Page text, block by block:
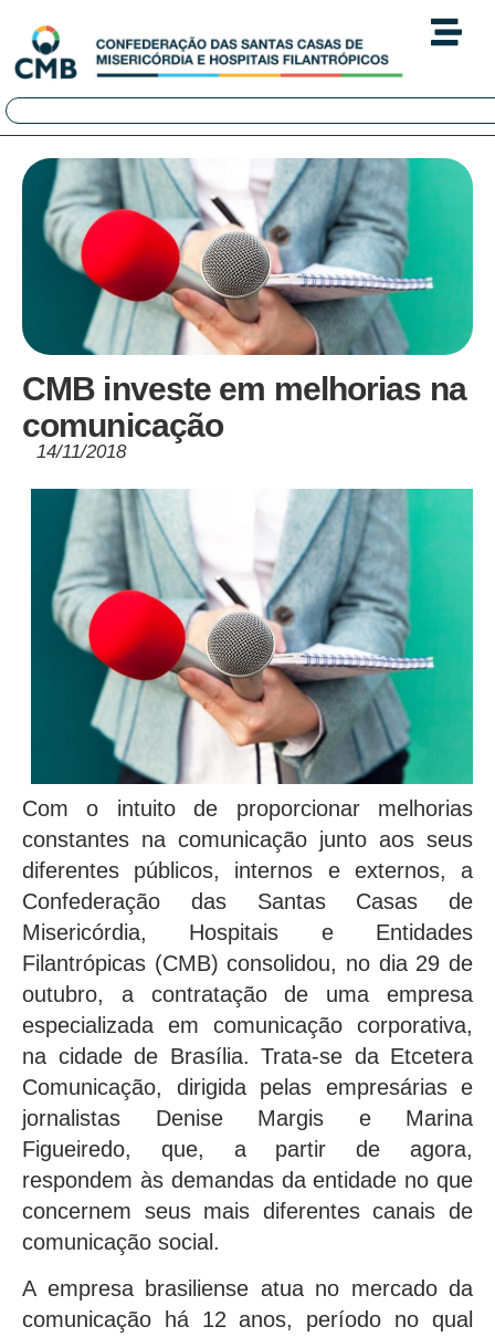
CMB investe em melhorias na
comunicação
14/11/2018
Com o intuito de proporcionar melhorias
constantes na comunicação junto aos seus
diferentes públicos, internos e externos, a
Confederação das Santas Casas de
Misericórdia, Hospitais e Entidades
Filantrópicas (CMB) consolidou, no dia 29 de
outubro, a contratação de uma empresa
especializada em comunicação corporativa,
na cidade de Brasília. Trata-se da Etcetera
Comunicação, dirigida pelas empresárias e
jornalistas Denise Margis e Marina
Figueiredo, que, a partir de agora,
respondem às demandas da entidade no que
concernem seus mais diferentes canais de
comunicação social.
A empresa brasiliense atua no mercado da
comunicação há 12 anos, período no qual